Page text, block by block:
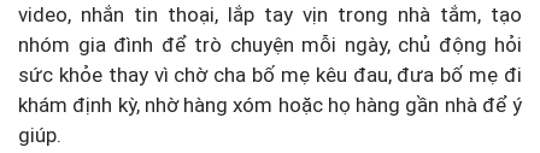
video, nhắn tin thoại, lắp tay vịn trong nhà tắm, tạo
nhóm gia đình để trò chuyện mỗi ngày, chủ động hỏi
sức khỏe thay vì chờ cha bố mẹ kêu đau, đưa bố mẹ đi
khám định kỳ, nhờ hàng xóm hoặc họ hàng gần nhà để ý
giúp.